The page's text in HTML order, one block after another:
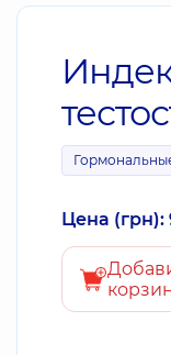
Цена (грн):